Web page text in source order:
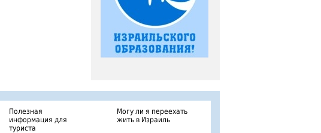
Полезная
информация для
туриста
Могу ли я переехать
жить в Израиль